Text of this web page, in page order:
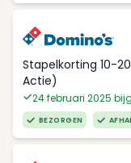
Stapelkorting 10-
Actie)
24 februari 2025
BEZORGEN